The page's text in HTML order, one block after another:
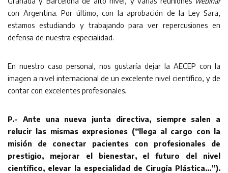
con Argentina. Por último, con la aprobación de la Ley Sara,
estamos estudiando y trabajando para ver repercusiones en
defensa de nuestra especialidad.
En nuestro caso personal, nos gustaría dejar la AECEP con la
imagen a nivel internacional de un excelente nivel científico, y de
contar con excelentes profesionales.
P.- Ante una nueva junta directiva, siempre salen a
relucir las mismas expresiones (“llega al cargo con la
misión de conectar pacientes con profesionales de
prestigio, mejorar el bienestar, el futuro del nivel
científico, elevar la especialidad de Cirugía Plástica…”).